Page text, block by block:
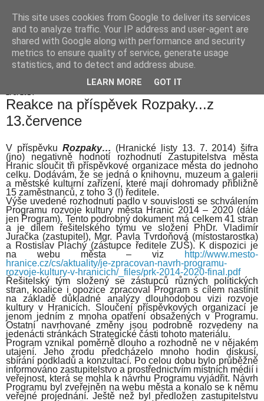
Hranické listy
Reakce na příspěvek Rozpaky...z
13.července
V příspěvku Rozpaky… (Hranické listy 13. 7. 2014) šifra
(jno) negativně hodnotí rozhodnutí Zastupitelstva města
Hranic sloučit tři příspěvkové organizace města do jednoho
celku. Dodávám, že se jedná o knihovnu, muzeum a galerii
a městské kulturní zařízení, které mají dohromady přibližně
15 zaměstnanců, z toho 3 (!) ředitele.
Výše uvedené rozhodnutí padlo v souvislosti se schválením
Programu rozvoje kultury města Hranic 2014 – 2020 (dále
jen Program). Tento podrobný dokument má celkem 41 stran
a je dílem řešitelského týmu ve složení PhDr. Vladimír
Juračka (zastupitel), Mgr. Pavla Tvrdoňová (místostarostka)
a Rostislav Plachý (zástupce ředitele ZUŠ). K dispozici je
na webu města – viz
http://www.mesto-
hranice.cz/cs/aktuality/je-zpracovan-navrh-programu-
rozvoje-kultury-v-hranicich/_files/prk-2014-2020-final.pdf
Řešitelský tým složený se zástupců různých politických
stran, koalice i opozice zpracoval Program s cílem nastínit
na základě důkladné analýzy dlouhodobou vizi rozvoje
kultury v Hranicích. Sloučení příspěvkových organizací je
jenom jedním z mnoha opatření obsažených v Programu.
Ostatní navrhované změny jsou podrobně rozvedeny na
jedenácti stránkách Strategické části tohoto materiálu.
Program vznikal poměrně dlouho a rozhodně ne v nějakém
utajení. Jeho zrodu předcházelo mnoho hodin diskusí,
sbírání podkladů a konzultací. Po celou dobu bylo průběžně
informováno zastupitelstvo a prostřednictvím místních médií i
veřejnost, která se mohla k návrhu Programu vyjádřit. Návrh
Programu byl zveřejněn na webu města a konalo se k němu
veřejné projednání. Ještě než byl předložen zastupitelstvu
This site uses cookies from Google to deliver its services
and to analyze traffic. Your IP address and user-agent are
shared with Google along with performance and security
metrics to ensure quality of service, generate usage
statistics, and to detect and address abuse.
LEARN MORE GOT IT